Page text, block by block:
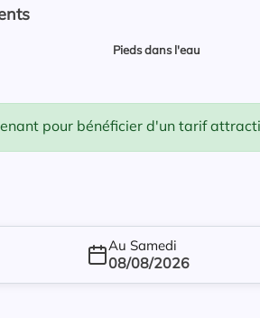
Pieds dans l'eau
pour bénéficier d'un tarif
Au Samedi
08/08/2026